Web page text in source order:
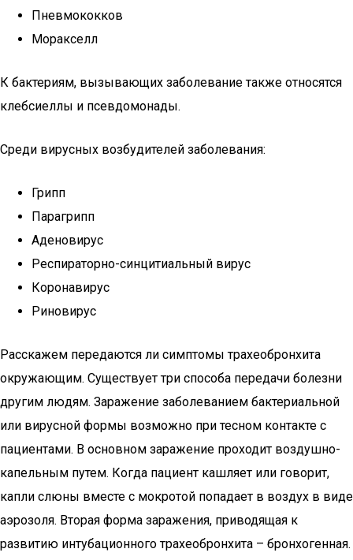
Пневмококков
Моракселл
К бактериям, вызывающих заболевание также относятся
клебсиеллы и псевдомонады.
Среди вирусных возбудителей заболевания:
Грипп
Парагрипп
Аденовирус
Респираторно-синцитиальный вирус
Коронавирус
Риновирус
Расскажем передаются ли симптомы трахеобронхита
окружающим. Существует три способа передачи болезни
другим людям. Заражение заболеванием бактериальной
или вирусной формы возможно при тесном контакте с
пациентами. В основном заражение проходит воздушно-
капельным путем. Когда пациент кашляет или говорит,
капли слюны вместе с мокротой попадает в воздух в виде
аэрозоля. Вторая форма заражения, приводящая к
развитию интубационного трахеобронхита – бронхогенная.